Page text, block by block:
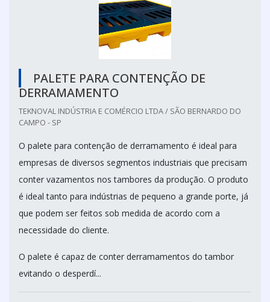
PALETE PARA CONTENÇÃO DE
DERRAMAMENTO
TEKNOVAL INDÚSTRIA E COMÉRCIO LTDA / SÃO BERNARDO DO
CAMPO - SP
O palete para contenção de derramamento é ideal para
empresas de diversos segmentos industriais que precisam
conter vazamentos nos tambores da produção. O produto
é ideal tanto para indústrias de pequeno a grande porte, já
que podem ser feitos sob medida de acordo com a
necessidade do cliente.
O palete é capaz de conter derramamentos do tambor
evitando o desperdí...